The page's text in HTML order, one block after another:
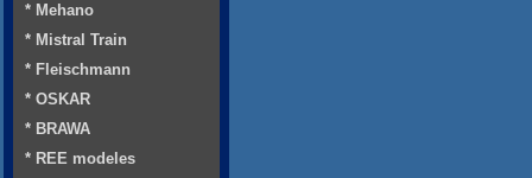
* Mehano
* Mistral Train
* Fleischmann
* OSKAR
* BRAWA
* REE modeles